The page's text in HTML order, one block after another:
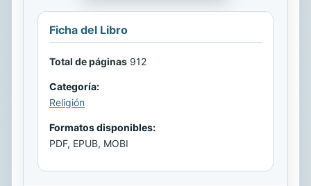
Ficha del Libro
Total de páginas 912
Categoría:
Religión
Formatos disponibles:
PDF, EPUB, MOBI